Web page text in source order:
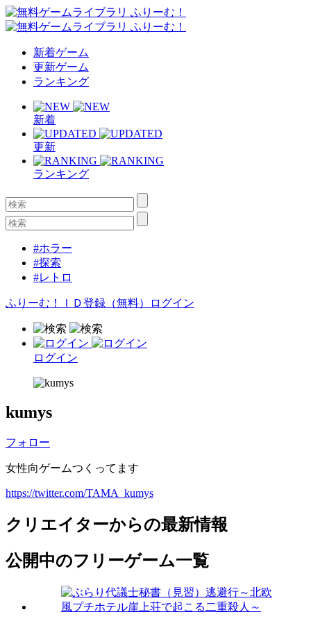
新着ゲーム
更新ゲーム
ランキング
新着
更新
ランキング
#ホラー
#探索
#レトロ
ふりーむ！ＩＤ登録（無料） ログイン
ログイン
kumys
フォロー
女性向ゲームつくってます
https://twitter.com/TAMA_kumys
クリエイターからの最新情報
公開中のフリーゲーム一覧